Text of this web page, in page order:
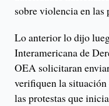
sobre violencia en las
Lo anterior lo dijo
Interamericana de
OEA solicitaran
verifiquen la situación
las protestas que